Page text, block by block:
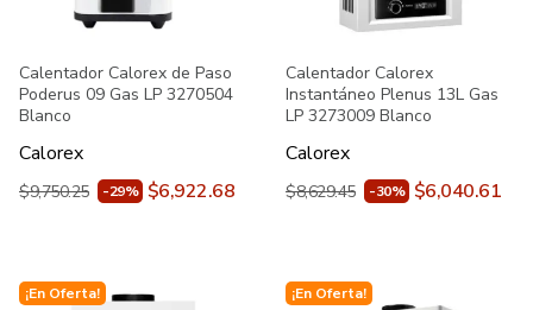
Calentador Calorex de Paso
Poderus 09 Gas LP 3270504
Blanco
Calorex
$9,750.25 -29% $6,922.68
Calentador Calorex
Instantáneo Plenus 13L Gas
LP 3273009 Blanco
Calorex
$8,629.45 -30% $6,040.61
¡En Oferta! ¡En Oferta!